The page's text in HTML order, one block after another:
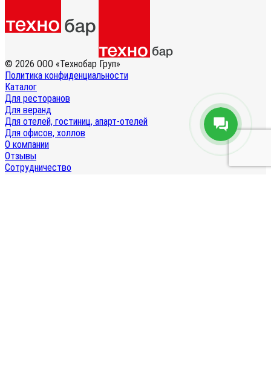
© 2026 ООО «Технобар Груп»
Политика конфиденциальности
Каталог
Для ресторанов
Для веранд
Для отелей, гостиниц, апарт-отелей
Для офисов, холлов
О компании
Отзывы
Сотрудничество